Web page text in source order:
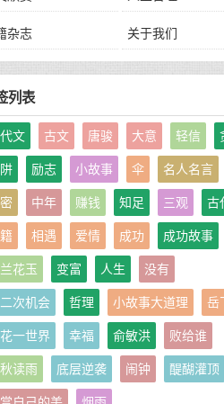
杂志 关于我们
列表
文 古文 唐骏 大意 轻信
励志 小故事 伞 名人名言
中年 赚钱 知足 三观 古
相遇 爱情 成功 成功故事
花玉 变富 人生 没有
次机会 哲理 小故事大道理 岳
一世界 幸福 俞敏洪 败给谁
读雨 底层逆袭 闹钟 醍醐灌顶